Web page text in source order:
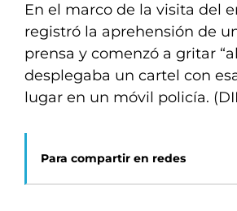
En el marco de la visita del
registró la aprehensión de
prensa y comenzó a gritar
desplegaba un cartel con
lugar en un móvil policía.
Para compartir en redes